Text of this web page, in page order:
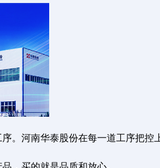
。河南华泰股份在每一道工序把控